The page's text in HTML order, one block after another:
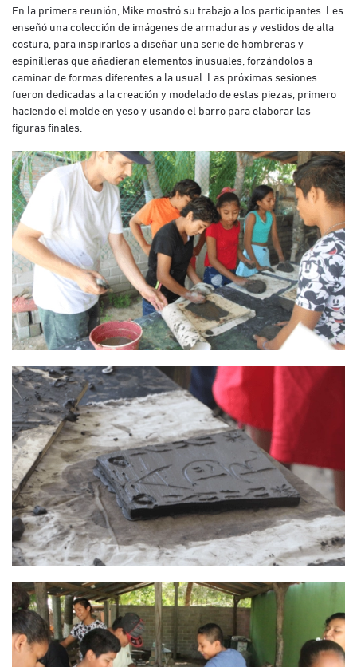
En la primera reunión, Mike mostró su trabajo a los participantes. Les
enseñó una colección de imágenes de armaduras y vestidos de alta
costura, para inspirarlos a diseñar una serie de hombreras y
espinilleras que añadieran elementos inusuales, forzándolos a
caminar de formas diferentes a la usual. Las próximas sesiones
fueron dedicadas a la creación y modelado de estas piezas, primero
haciendo el molde en yeso y usando el barro para elaborar las
figuras finales.